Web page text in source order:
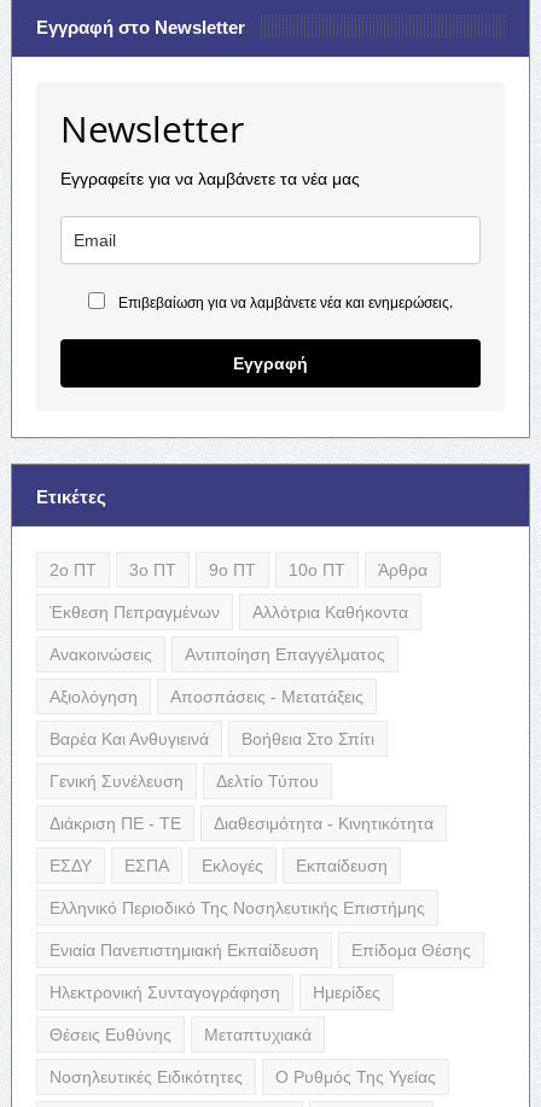
Εγγραφή στο Newsletter
Newsletter
Εγγραφείτε για να λαμβάνετε τα νέα μας
Επιβεβαίωση για να λαμβάνετε νέα και ενημερώσεις.
Εγγραφή
Ετικέτες
2ο ΠΤ 3ο ΠΤ 9ο ΠΤ 10ο ΠΤ Άρθρα
Έκθεση Πεπραγμένων Αλλότρια Καθήκοντα
Ανακοινώσεις Αντιποίηση Επαγγέλματος
Αξιολόγηση Αποσπάσεις - Μετατάξεις
Βαρέα Και Ανθυγιεινά Βοήθεια Στο Σπίτι
Γενική Συνέλευση Δελτίο Τύπου
Διάκριση ΠΕ - ΤΕ Διαθεσιμότητα - Κινητικότητα
ΕΣΔΥ ΕΣΠΑ Εκλογές Εκπαίδευση
Ελληνικό Περιοδικό Της Νοσηλευτικής Επιστήμης
Ενιαία Πανεπιστημιακή Εκπαίδευση Επίδομα Θέσης
Ηλεκτρονική Συνταγογράφηση Ημερίδες
Θέσεις Ευθύνης Μεταπτυχιακά
Νοσηλευτικές Ειδικότητες Ο Ρυθμός Της Υγείας